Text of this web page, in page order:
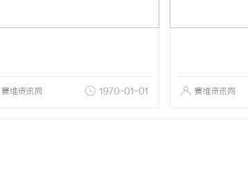
赛维资讯网 1970-01-01 赛维资讯网